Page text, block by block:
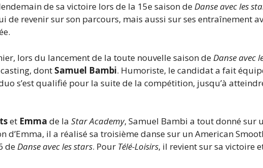
de sa victoire lors de la 15e saison deDanse avec les
de revenir sur son parcours, mais aussi sur ses entraînement
lors du lancement de la toute nouvelle saison deDanse avec
dont Samuel Bambi. Humoriste, le candidat a fait
s’est qualifié pour la suite de la compétition, jusqu’à
et Emma de la Star Academy, Samuel Bambi a tout donné sur
d’Emma, il a réalisé sa troisième danse sur un American
deDanse avec les stars. Pour Télé-Loisirs, il revient sur sa victoire